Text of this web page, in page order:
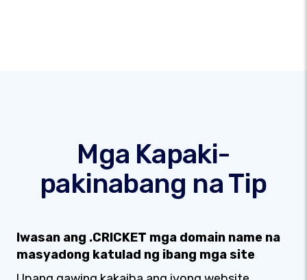
Mga Kapaki-
pakinabang na Tip
Iwasan ang .CRICKET mga domain name na
masyadong katulad ng ibang mga site